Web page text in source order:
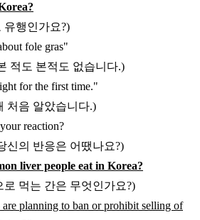
유행인가요?)
fole gras"
적도 본적도 없습니다.)
for the first time."
처음 알았습니다.)
reaction?
신의 반응은 어땠나요?)
liver people eat in Korea?
먹는 간은 무엇인가요?)
planning to ban or prohibit selling of